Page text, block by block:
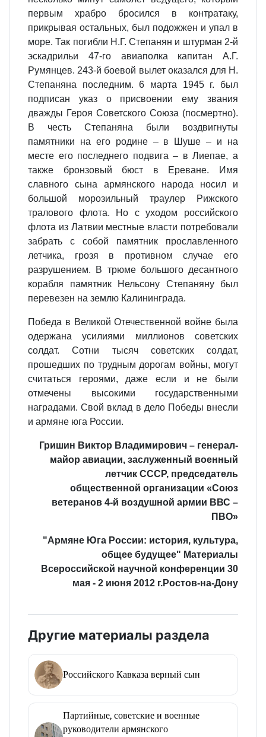
первым храбро бросился в контратаку,
прикрывая остальных, был подожжен и упал в
море. Так погибли Н.Г. Степанян и штурман 2-й
эскадрильи 47-го авиаполка капитан А.Г.
Румянцев. 243-й боевой вылет оказался для Н.
Степаняна последним. 6 марта 1945 г. был
подписан указ о присвоении ему звания
дважды Героя Советского Союза (посмертно).
В честь Степаняна были воздвигнуты
памятники на его родине – в Шуше – и на
месте его последнего подвига – в Лиепае, а
также бронзовый бюст в Ереване. Имя
славного сына армянского народа носил и
большой морозильный траулер Рижского
тралового флота. Но с уходом российского
флота из Латвии местные власти потребовали
забрать с собой памятник прославленного
летчика, грозя в противном случае его
разрушением. В трюме большого десантного
корабля памятник Нельсону Степаняну был
перевезен на землю Калининграда.
Победа в Великой Отечественной войне была
одержана усилиями миллионов советских
солдат. Сотни тысяч советских солдат,
прошедших по трудным дорогам войны, могут
считаться героями, даже если и не были
отмечены высокими государственными
наградами. Свой вклад в дело Победы внесли
и армяне юга России.
Гришин Виктор Владимирович – генерал-
майор авиации, заслуженный военный
летчик СССР, председатель
общественной организации «Союз
ветеранов 4-й воздушной армии ВВС –
ПВО»
"Армяне Юга России: история, культура,
общее будущее" Материалы
Всероссийской научной конференции 30
мая - 2 июня 2012 г.Ростов-на-Дону
Другие материалы раздела
Российского Кавказа верный сын
Партийные, советские и военные
руководители армянского